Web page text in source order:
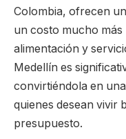
Colombia, ofrecen
un costo mucho más
alimentación y
Medellín es
convirtiéndola en
quienes desean vivir
presupuesto.